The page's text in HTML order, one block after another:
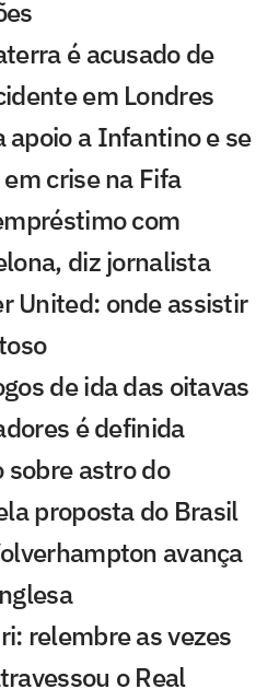
é acusado de
em Londres
apoio a Infantino e se
crise na Fifa
com
diz jornalista
United: onde assistir
de ida das oitavas
é definida
sobre astro do
proposta do Brasil
avança
relembre as vezes
o Real